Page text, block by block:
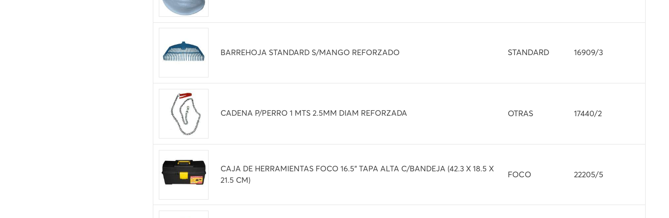
BARREHOJA STANDARD S/MANGO REFORZADO STANDARD 16909/3
CADENA P/PERRO 1 MTS 2.5MM DIAM REFORZADA OTRAS 17440/2
CAJA DE HERRAMIENTAS FOCO 16.5" TAPA ALTA C/BANDEJA (42.3 X 18.5 X
21.5 CM)
FOCO 22205/5